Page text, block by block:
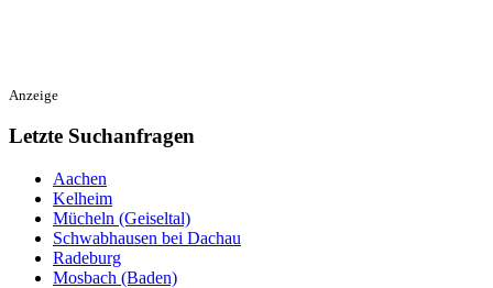
Anzeige
Letzte Suchanfragen
Aachen
Kelheim
Mücheln (Geiseltal)
Schwabhausen bei Dachau
Radeburg
Mosbach (Baden)